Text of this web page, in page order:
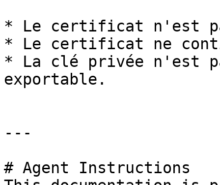
* Le certificat n'est
* Le certificat ne
* La clé privée n'est
exportable.
---
# Agent Instructions